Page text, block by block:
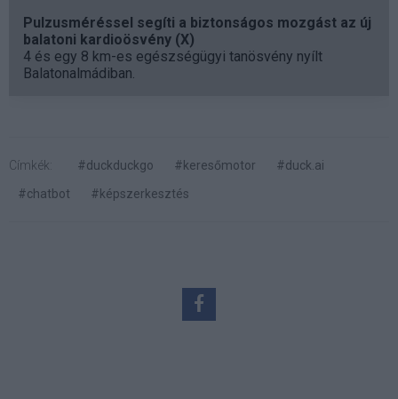
Pulzusméréssel segíti a biztonságos mozgást az új
balatoni kardioösvény (X)
4 és egy 8 km-es egészségügyi tanösvény nyílt
Balatonalmádiban.
Címkék: #duckduckgo #keresőmotor
#duck.ai
#chatbot
#képszerkesztés